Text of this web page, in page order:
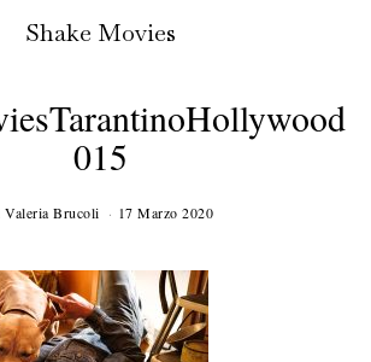
Shake Movies
015
Valeria Brucoli 17 Marzo 2020